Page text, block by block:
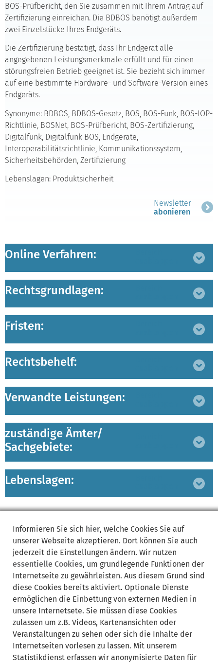
BOS-Prüfbericht, den Sie zusammen mit Ihrem Antrag auf
Zertifizierung einreichen. Die BDBOS benötigt außerdem
zwei Einzelstücke Ihres Endgeräts.
Die Zertifizierung bestätigt, dass Ihr Endgerät alle
angegebenen Leistungsmerkmale erfüllt und für einen
störungsfreien Betrieb geeignet ist. Sie bezieht sich immer
auf eine bestimmte Hardware- und Software-Version eines
Endgeräts.
Synonyme: BDBOS, BDBOS-Gesetz, BOS, BOS-Funk, BOS-IOP-
Richtlinie, BOSNet, BOS-Prüfbericht, BOS-Zertifizierung,
Digitalfunk, Digitalfunk BOS, Endgeräte,
Interoperabilitätsrichtlinie, Kommunikationssystem,
Sicherheitsbehörden, Zertifizierung
Lebenslagen: Produktsicherheit
Newsletter
abonieren
Online Verfahren:
Rechtsgrundlagen:
Fristen:
Rechtsbehelf:
Verwandte Leistungen:
zuständige Ämter/
Sachgebiete:
Lebenslagen:
Synonyme:
BDBOSBDBOS-GesetzBOSBOS-FunkBOS-IOP-Richtlinie
BOSNetBOS-PrüfberichtBOS-ZertifizierungDigitalfunk
Digitalfunk BOSEndgeräte Interoperabilitätsrichtlinie
KommunikationssystemSicherheitsbehörden
Zertifizierung
Informieren Sie sich hier, welche Cookies Sie auf
unserer Webseite akzeptieren. Dort können Sie auch
jederzeit die Einstellungen ändern. Wir nutzen
essentielle Cookies, um grundlegende Funktionen der
Internetseite zu gewährleisten. Aus diesem Grund sind
diese Cookies bereits aktiviert. Optionale Dienste
ermöglichen die Einbettung von externen Medien in
unsere Internetsete. Sie müssen diese Cookies
zulassen um z.B. Videos, Kartenansichten oder
Veranstaltungen zu sehen oder sich die Inhalte der
Internetseiten vorlesen zu lassen. Mit unserem
Statistikdienst erfassen wir anonymisierte Daten für